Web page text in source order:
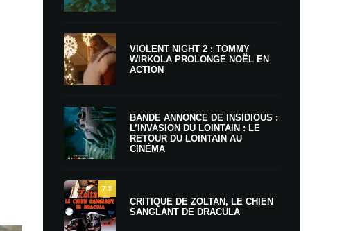
VIOLENT NIGHT 2 : TOMMY
WIRKOLA PROLONGE NOËL EN
ACTION
BANDE ANNONCE DE INSIDIOUS :
L’INVASION DU LOINTAIN : LE
RETOUR DU LOINTAIN AU
CINÉMA
7.5
CRITIQUE DE ZOLTAN, LE CHIEN
SANGLANT DE DRACULA